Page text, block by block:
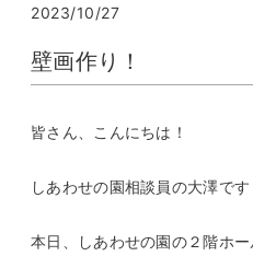
2023/10/27
壁画作り！
皆さん、こんにちは！
しあわせの園相談員の大澤です
本日、しあわせの園の２階ホー